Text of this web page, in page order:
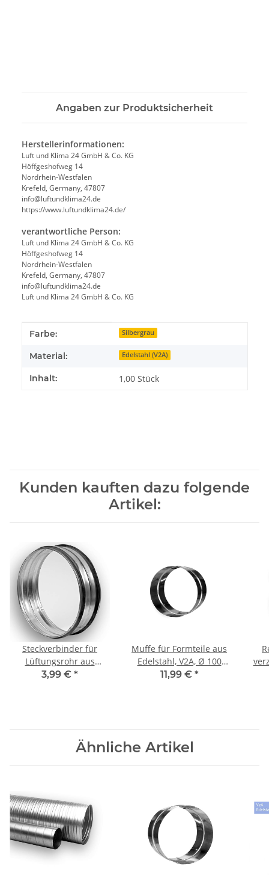
Angaben zur Produktsicherheit
Herstellerinformationen:
Luft und Klima 24 GmbH & Co. KG
Höffgeshofweg 14
Nordrhein-Westfalen
Krefeld, Germany, 47807
info@luftundklima24.de
https://www.luftundklima24.de/
verantwortliche Person:
Luft und Klima 24 GmbH & Co. KG
Höffgeshofweg 14
Nordrhein-Westfalen
Krefeld, Germany, 47807
info@luftundklima24.de
Luft und Klima 24 GmbH & Co. KG
Produkteigenschaft
Wert
Farbe: Silbergrau
Material: Edelstahl (V2A)
Inhalt: 1,00 Stück
Kunden kauften dazu folgende
Artikel:
Steckverbinder für
Lüftungsrohr aus
verzinktem Stahlblech
3,99 € *
Muffe für Formteile aus
Edelstahl, V2A, Ø 100
mm, Lüftung
11,99 € *
Ähnliche Artikel